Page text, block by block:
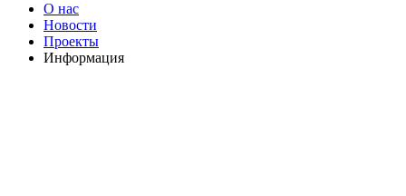
О нас
Новости
Проекты
Информация